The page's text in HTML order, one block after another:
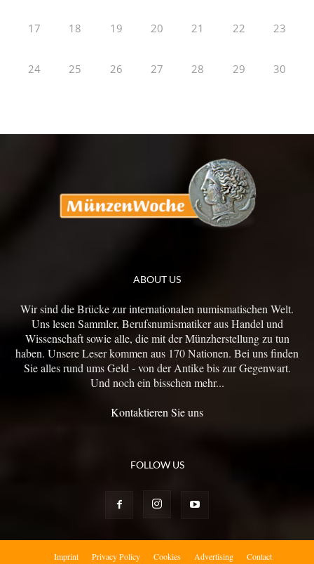
17 18 19 20 21 22 23
24 25 26 27 28 29 30
ABOUT US
Wir sind die Brücke zur internationalen numismatischen Welt.
Uns lesen Sammler, Berufsnumismatiker aus Handel und
Wissenschaft sowie alle, die mit der Münzherstellung zu tun
haben. Unsere Leser kommen aus 170 Nationen. Bei uns finden
Sie alles rund ums Geld - von der Antike bis zur Gegenwart.
Und noch ein bisschen mehr...
Kontaktieren Sie uns
FOLLOW US
Imprint Privacy Policy Cookies Advertising Contact